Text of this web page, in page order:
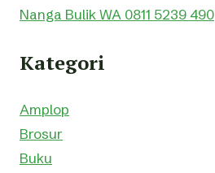
Nanga Bulik WA 0811 5239 490
Kategori
Amplop
Brosur
Buku